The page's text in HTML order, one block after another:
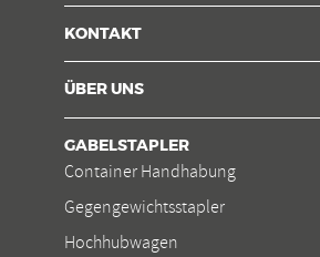
KONTAKT
ÜBER UNS
GABELSTAPLER
Container Handhabung
Gegengewichtsstapler
Hochhubwagen